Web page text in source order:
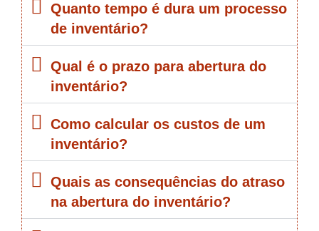
Quanto tempo é dura um processo
de inventário?
Qual é o prazo para abertura do
inventário?
Como calcular os custos de um
inventário?
Quais as consequências do atraso
na abertura do inventário?